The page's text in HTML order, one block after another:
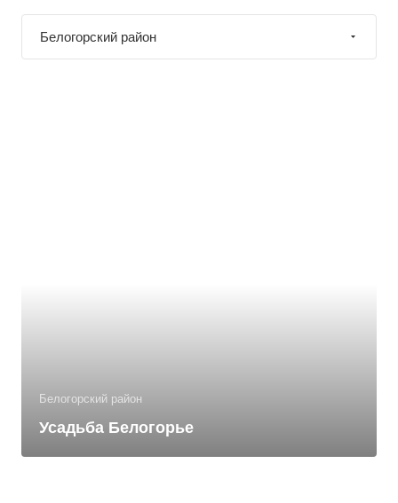
Белогорский район
Белогорский район
Усадьба Белогорье